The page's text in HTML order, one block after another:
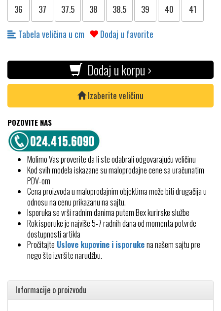
36 37 37.5 38 38.5 39 40 41
Tabela veličina u cm Dodaj u favorite
Dodaj u korpu ›
Izaberite veličinu
POZOVITE NAS
Molimo Vas proverite da li ste odabrali odgovarajuću veličinu
Kod svih modela iskazane su maloprodajne cene sa uračunatim
PDV-om
Cena proizvoda u maloprodajnim objektima može biti drugačija u
odnosu na cenu prikazanu na sajtu.
Isporuka se vrši radnim danima putem Bex kurirske službe
Rok isporuke je najviše 5-7 radnih dana od momenta potvrde
dostupnosti artikla
Pročitajte Uslove kupovine i isporukena našem sajtu pre
nego što izvršite narudžbu.
Informacije o proizvodu